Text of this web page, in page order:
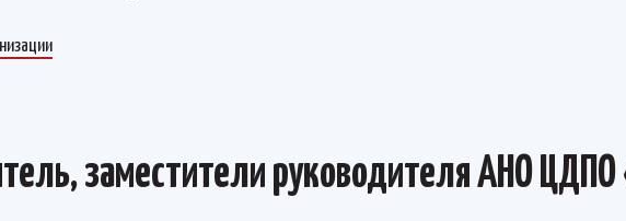
заместители руководителя АНО